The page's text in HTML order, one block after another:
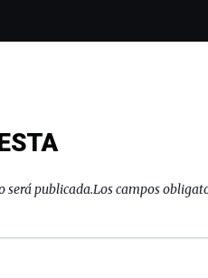
será publicada.Los campos